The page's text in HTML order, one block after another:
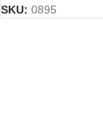
SKU: 0895